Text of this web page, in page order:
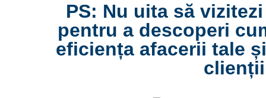
PS: Nu uita să
pentru a descoperi
eficiența afacerii tale